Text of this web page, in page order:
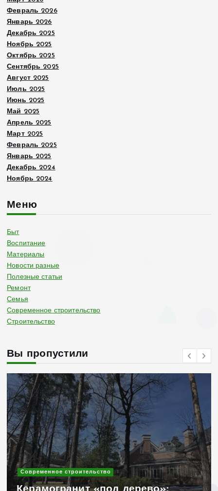
Февраль 2026
Январь 2026
Декабрь 2025
Ноябрь 2025
Октябрь 2025
Сентябрь 2025
Август 2025
Июль 2025
Июнь 2025
Май 2025
Апрель 2025
Март 2025
Февраль 2025
Январь 2025
Декабрь 2024
Ноябрь 2024
Меню
Быт
Воспитание
Материалы
Новости разные
Полезные статьи
Ремонт
Семья
Современное строительство
Строительство
Вы пропустили
Современное строительство